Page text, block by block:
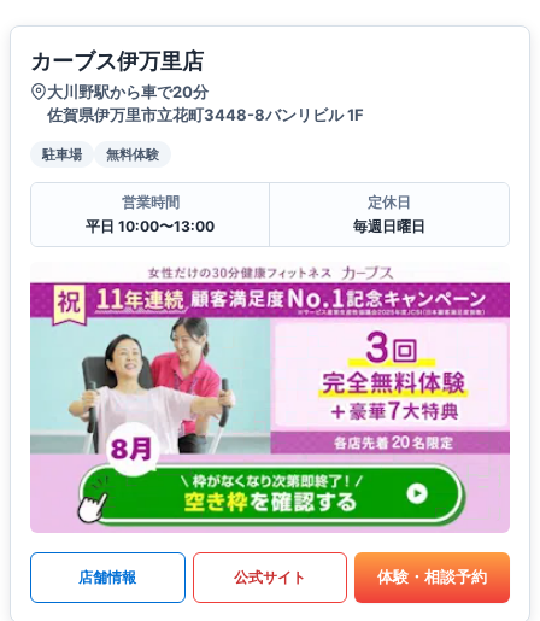
カーブス伊万里店
大川野駅から車で20分
佐賀県伊万里市立花町3448-8バンリビル 1F
駐車場 無料体験
営業時間
平日 10:00〜13:00
定休日
毎週日曜日
店舗情報 公式サイト 体験・相談予約